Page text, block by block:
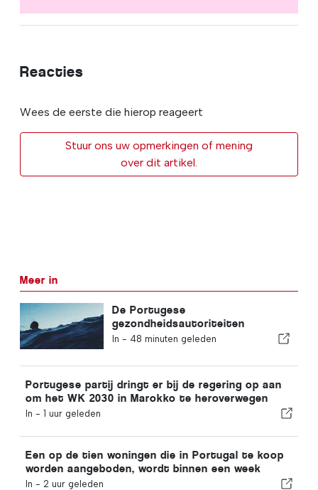
Reacties
Wees de eerste die hierop reageert
Stuur ons uw opmerkingen of mening
over dit artikel.
Meer in
De Portugese
gezondheidsautoriteiten
waarschuwen voor de gevaren
In - 48 minuten geleden
Portugese partij dringt er bij de regering op aan
om het WK 2030 in Marokko te heroverwegen
vanwege de crisis rond Ceuta
In - 1 uur geleden
Een op de tien woningen die in Portugal te koop
worden aangeboden, wordt binnen een week
verkocht
In - 2 uur geleden